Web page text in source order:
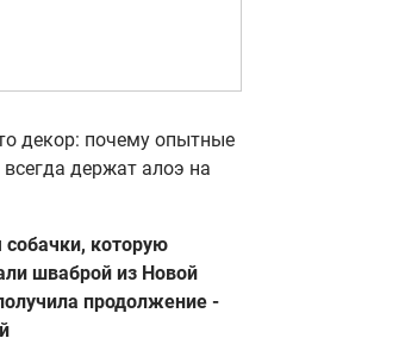
декор: почему опытные
всегда держат алоэ на
собачки, которую
шваброй из Новой
продолжение -